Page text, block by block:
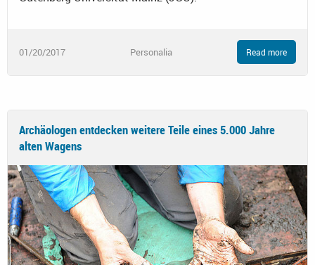
01/20/2017 Personalia Read more
Archäologen entdecken weitere Teile eines 5.000 Jahre
alten Wagens